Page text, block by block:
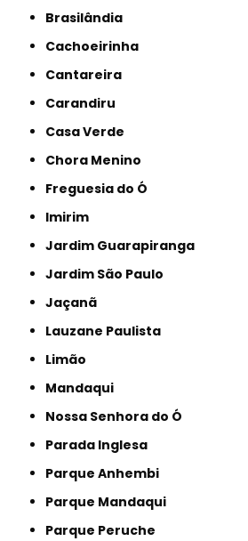
Brasilândia
Cachoeirinha
Cantareira
Carandiru
Casa Verde
Chora Menino
Freguesia do Ó
Imirim
Jardim Guarapiranga
Jardim São Paulo
Jaçanã
Lauzane Paulista
Limão
Mandaqui
Nossa Senhora do Ó
Parada Inglesa
Parque Anhembi
Parque Mandaqui
Parque Peruche